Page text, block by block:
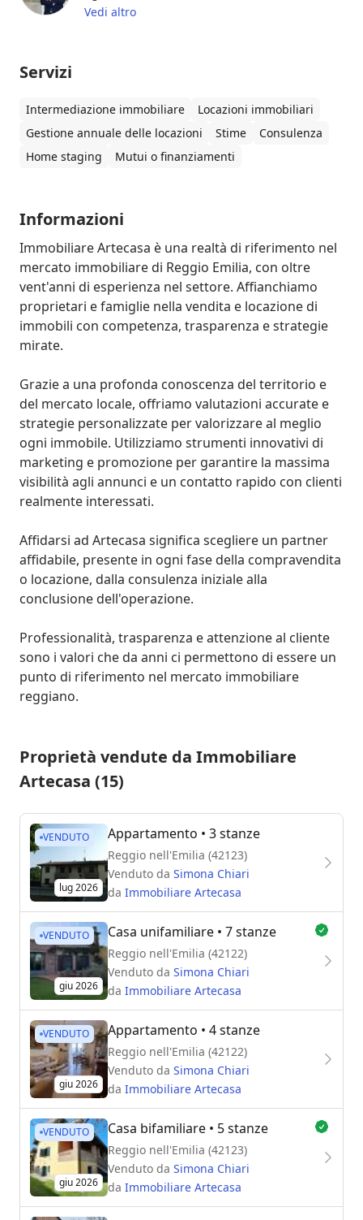
Vedi altro
Servizi
Intermediazione immobiliare
Locazioni immobiliari
Gestione annuale delle locazioni
Stime
Consulenza
Home staging
Mutui o finanziamenti
Informazioni
Immobiliare Artecasa è una realtà di riferimento nel
mercato immobiliare di Reggio Emilia, con oltre
vent'anni di esperienza nel settore. Affianchiamo
proprietari e famiglie nella vendita e locazione di
immobili con competenza, trasparenza e strategie
mirate.
Grazie a una profonda conoscenza del territorio e
del mercato locale, offriamo valutazioni accurate e
strategie personalizzate per valorizzare al meglio
ogni immobile. Utilizziamo strumenti innovativi di
marketing e promozione per garantire la massima
visibilità agli annunci e un contatto rapido con clienti
realmente interessati.
Affidarsi ad Artecasa significa scegliere un partner
affidabile, presente in ogni fase della compravendita
o locazione, dalla consulenza iniziale alla
conclusione dell'operazione.
Professionalità, trasparenza e attenzione al cliente
sono i valori che da anni ci permettono di essere un
punto di riferimento nel mercato immobiliare
reggiano.
Proprietà vendute da Immobiliare
Artecasa (15)
VENDUTO
lug 2026
Appartamento • 3 stanze
Reggio nell'Emilia (42123)
Venduto da Simona Chiari
da Immobiliare Artecasa
VENDUTO
giu 2026
Casa unifamiliare • 7 stanze
Reggio nell'Emilia (42122)
Venduto da Simona Chiari
da Immobiliare Artecasa
VENDUTO
giu 2026
Appartamento • 4 stanze
Reggio nell'Emilia (42122)
Venduto da Simona Chiari
da Immobiliare Artecasa
VENDUTO
giu 2026
Casa bifamiliare • 5 stanze
Reggio nell'Emilia (42123)
Venduto da Simona Chiari
da Immobiliare Artecasa